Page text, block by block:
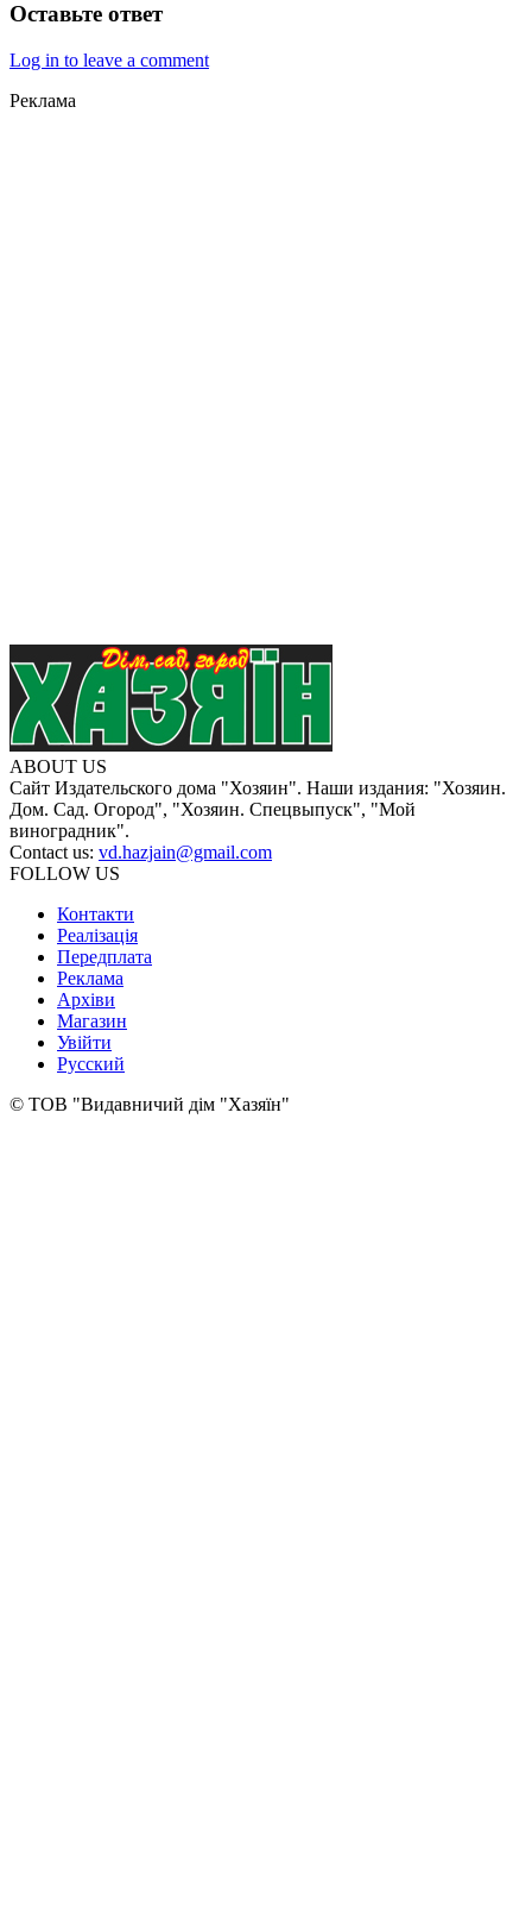
Оставьте ответ
Log in to leave a comment
Реклама
ABOUT US
Сайт Издательского дома "Хозяин". Наши издания: "Хозяин.
Дом. Сад. Огород", "Хозяин. Спецвыпуск", "Мой
виноградник".
Contact us: vd.hazjain@gmail.com
FOLLOW US
Контакти
Реалізація
Передплата
Реклама
Архіви
Магазин
Увійти
Русский
© ТОВ "Видавничий дім "Хазяїн"